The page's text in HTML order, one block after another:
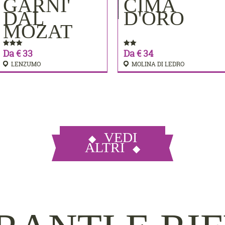
GARNI'
DAL
MOZAT
Da € 33
LENZUMO
PRENOTA CIMA
D'ORO
Da € 34
MOLINA DI LEDRO
PRENOTA
VEDI
ALTRI